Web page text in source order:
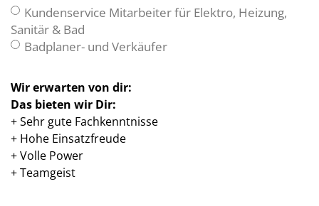
Kundenservice Mitarbeiter für Elektro, Heizung,
Sanitär & Bad
Badplaner- und Verkäufer
Wir erwarten von dir:
Das bieten wir Dir:
+ Sehr gute Fachkenntnisse
+ Hohe Einsatzfreude
+ Volle Power
+ Teamgeist